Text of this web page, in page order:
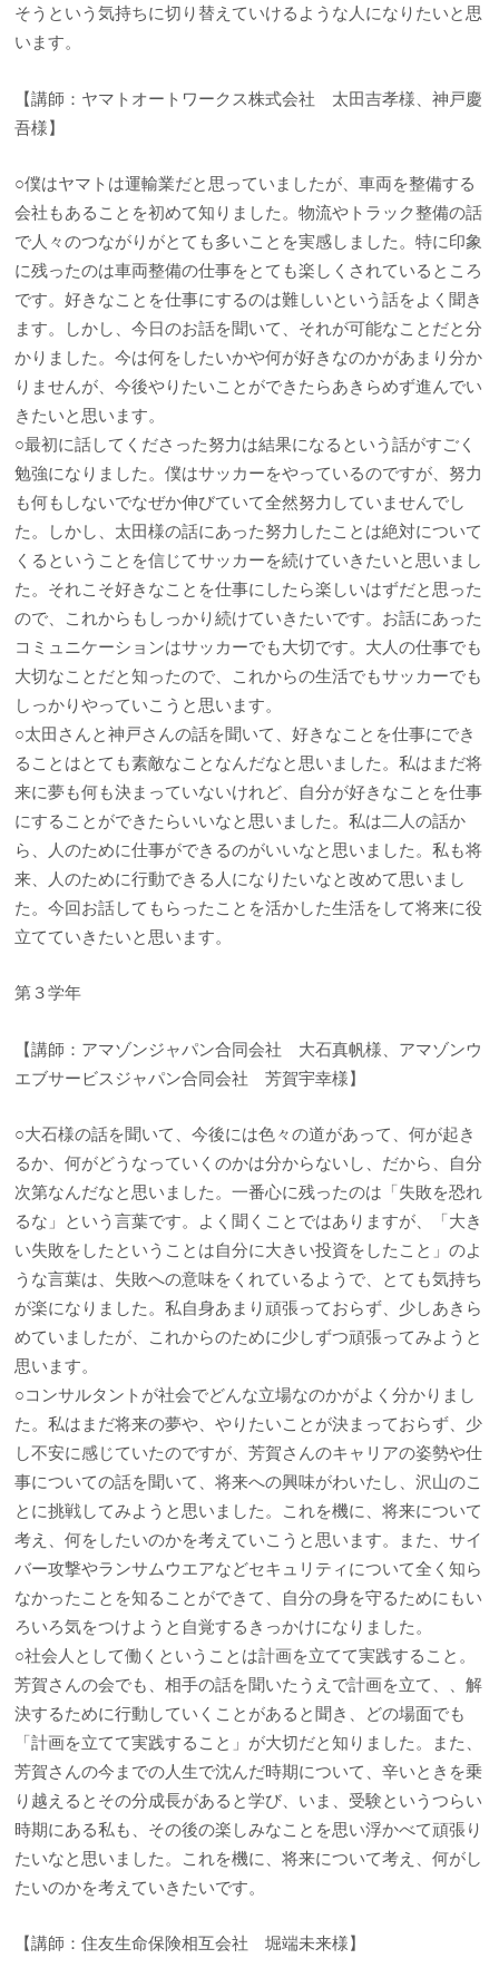
そうという気持ちに切り替えていけるような人になりたいと思
います。
【講師：ヤマトオートワークス株式会社 太田吉孝様、神戸慶
吾様】
○僕はヤマトは運輸業だと思っていましたが、車両を整備する
会社もあることを初めて知りました。物流やトラック整備の話
で人々のつながりがとても多いことを実感しました。特に印象
に残ったのは車両整備の仕事をとても楽しくされているところ
です。好きなことを仕事にするのは難しいという話をよく聞き
ます。しかし、今日のお話を聞いて、それが可能なことだと分
かりました。今は何をしたいかや何が好きなのかがあまり分か
りませんが、今後やりたいことができたらあきらめず進んでい
きたいと思います。
○最初に話してくださった努力は結果になるという話がすごく
勉強になりました。僕はサッカーをやっているのですが、努力
も何もしないでなぜか伸びていて全然努力していませんでし
た。しかし、太田様の話にあった努力したことは絶対について
くるということを信じてサッカーを続けていきたいと思いまし
た。それこそ好きなことを仕事にしたら楽しいはずだと思った
ので、これからもしっかり続けていきたいです。お話にあった
コミュニケーションはサッカーでも大切です。大人の仕事でも
大切なことだと知ったので、これからの生活でもサッカーでも
しっかりやっていこうと思います。
○太田さんと神戸さんの話を聞いて、好きなことを仕事にでき
ることはとても素敵なことなんだなと思いました。私はまだ将
来に夢も何も決まっていないけれど、自分が好きなことを仕事
にすることができたらいいなと思いました。私は二人の話か
ら、人のために仕事ができるのがいいなと思いました。私も将
来、人のために行動できる人になりたいなと改めて思いまし
た。今回お話してもらったことを活かした生活をして将来に役
立てていきたいと思います。
第３学年
【講師：アマゾンジャパン合同会社 大石真帆様、アマゾンウ
エブサービスジャパン合同会社 芳賀宇幸様】
○大石様の話を聞いて、今後には色々の道があって、何が起き
るか、何がどうなっていくのかは分からないし、だから、自分
次第なんだなと思いました。一番心に残ったのは「失敗を恐れ
るな」という言葉です。よく聞くことではありますが、「大き
い失敗をしたということは自分に大きい投資をしたこと」のよ
うな言葉は、失敗への意味をくれているようで、とても気持ち
が楽になりました。私自身あまり頑張っておらず、少しあきら
めていましたが、これからのために少しずつ頑張ってみようと
思います。
○コンサルタントが社会でどんな立場なのかがよく分かりまし
た。私はまだ将来の夢や、やりたいことが決まっておらず、少
し不安に感じていたのですが、芳賀さんのキャリアの姿勢や仕
事についての話を聞いて、将来への興味がわいたし、沢山のこ
とに挑戦してみようと思いました。これを機に、将来について
考え、何をしたいのかを考えていこうと思います。また、サイ
バー攻撃やランサムウエアなどセキュリティについて全く知ら
なかったことを知ることができて、自分の身を守るためにもい
ろいろ気をつけようと自覚するきっかけになりました。
○社会人として働くということは計画を立てて実践すること。
芳賀さんの会でも、相手の話を聞いたうえで計画を立て、、解
決するために行動していくことがあると聞き、どの場面でも
「計画を立てて実践すること」が大切だと知りました。また、
芳賀さんの今までの人生で沈んだ時期について、辛いときを乗
り越えるとその分成長があると学び、いま、受験というつらい
時期にある私も、その後の楽しみなことを思い浮かべて頑張り
たいなと思いました。これを機に、将来について考え、何がし
たいのかを考えていきたいです。
【講師：住友生命保険相互会社 堀端未来様】